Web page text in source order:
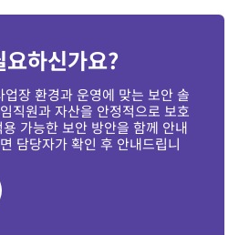
하신가요?
장 환경과 운영에 맞는 보안 솔
직원과 자산을 안정적으로 보호
가능한 보안 방안을 함께 안내
담당자가 확인 후 안내드립니